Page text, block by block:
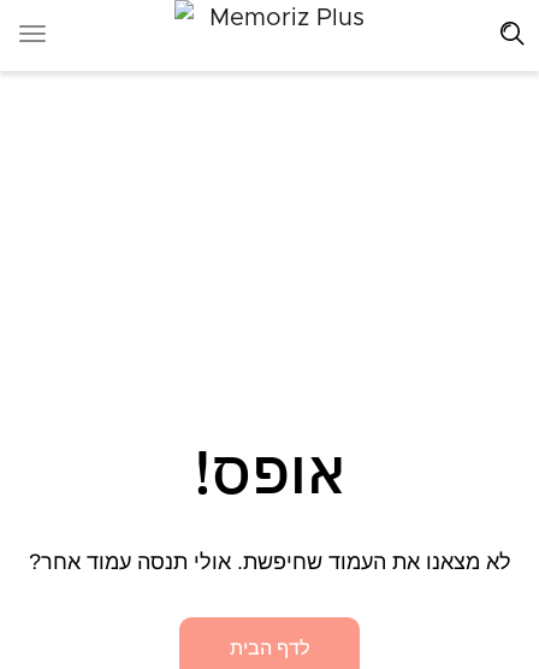
אופס!
לא מצאנו את העמוד שחיפשת. אולי תנסה עמוד אחר?
לדף הבית